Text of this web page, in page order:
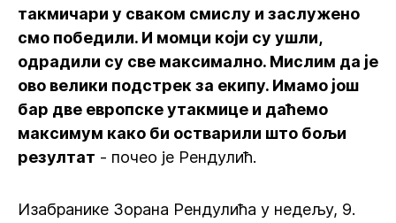
такмичари у сваком смислу и заслужено
смо победили. И момци који су ушли,
одрадили су све максимално. Мислим да је
ово велики подстрек за екипу. Имамо још
бар две европске утакмице и даћемо
максимум како би остварили што бољи
резултат - почео је Рендулић.
Изабранике Зорана Рендулића у недељу, 9.